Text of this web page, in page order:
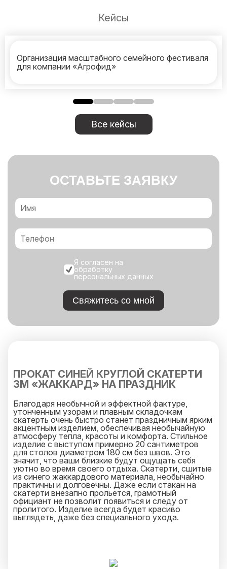
Кейсы
Организация масштабного семейного фестиваля
для компании «Агрофид»
Все кейсы
ОСТАВЬТЕ ЗАЯВКУ
Я согласен на
обработку
персональных данных
Свяжитесь со мной
ПРОКАТ СИНЕЙ КРУГЛОЙ СКАТЕРТИ
3М «ЖАККАРД» НА ПРАЗДНИК
Благодаря необычной и эффектной фактуре,
утонченным узорам и плавным складочкам
скатерть очень быстро станет праздничным ярким
акцентным изделием, обеспечивая необычайную
атмосферу тепла, красоты и комфорта. Стильное
изделие с выступом примерно 20 сантиметров
для столов диаметром 180 см без швов. Это
значит, что ваши близкие будут ощущать себя
уютно во время своего отдыха. Скатерти, сшитые
из синего жаккардового материала, необычайно
практичны и долговечны. Даже если стакан на
скатерти внезапно прольется, грамотный
официант не позволит появиться и следу от
пролитого. Изделие всегда будет красиво
выглядеть, даже без специального ухода.